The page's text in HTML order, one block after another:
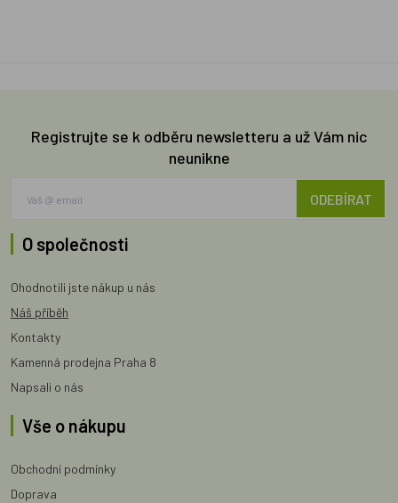
Registrujte se k odběru newsletteru a už Vám nic
neunikne
ODEBÍRAT
O společnosti
Ohodnotili jste nákup u nás
Náš příběh
Kontakty
Kamenná prodejna Praha 8
Napsali o nás
Vše o nákupu
Obchodní podmínky
Doprava